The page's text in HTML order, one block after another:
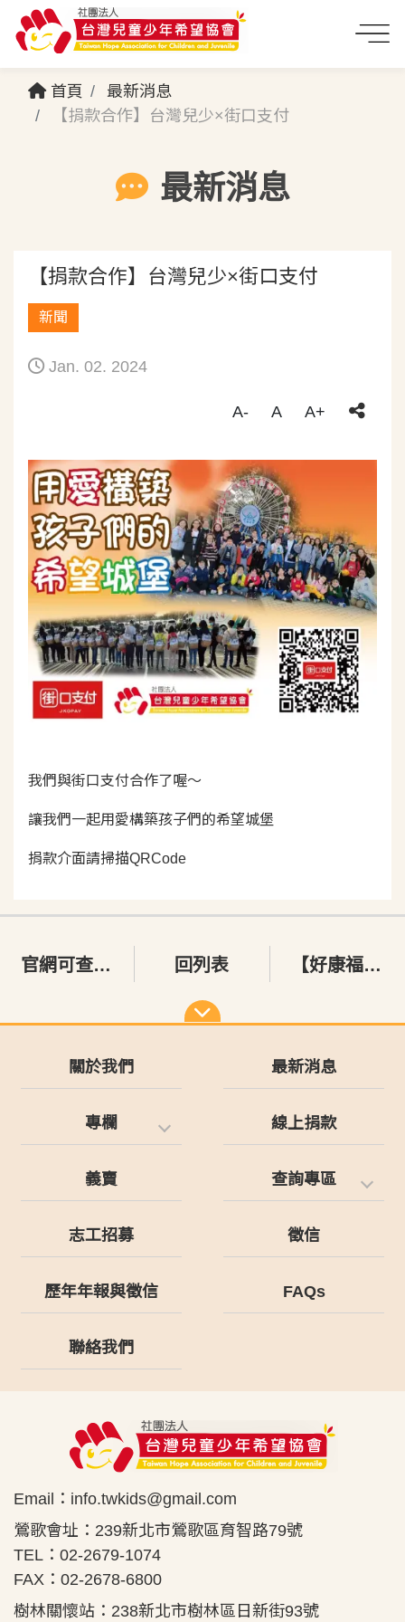
首頁
最新消息
【捐款合作】台灣兒少×街口支付
最新消息
【捐款合作】台灣兒少×街口支付
新聞
Jan. 02. 2024
A- A A+
我們與街口支付合作了喔～
讓我們一起用愛構築孩子們的希望城堡
捐款介面請掃描QRCode
官網可查詢電子收據囉～ 回列表 【好康福利】台灣兒少×好一點生活平台
關於我們 最新消息
專欄 線上捐款
義賣 查詢專區
志工招募 徵信
歷年年報與徵信 FAQs
聯絡我們
Email： info.twkids@gmail.com
鶯歌會址：239新北市鶯歌區育智路79號
TEL：02-2679-1074
FAX：02-2678-6800
樹林關懷站：238新北市樹林區日新街93號